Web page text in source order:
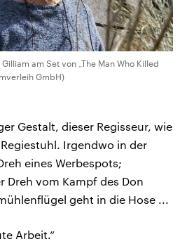
am Set von „The Man Who Killed
GmbH)
Gestalt, dieser Regisseur, wie
Irgendwo in der
eines Werbespots;
Dreh vom Kampf des Don
geht in die Hose ...
Arbeit.“